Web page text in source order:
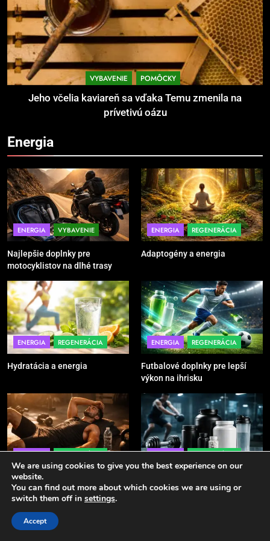
POMÔCKY VYBAVENIE
3
Povinná výbava motorkára:
bezpečnosť na prvom mieste
POMÔCKY VYBAVENIE
POMÔCKY VYBAVENIE
5
Ako vybrať basketbalovú loptu a
obuv správne
VYBAVENIE
6
Ako kombinovať rôzne tréningové
pomôcky
POMÔCKY VYBAVENIE
7
POMÔCKY VYBAVENIE
8
Najlepšie doplnky pre
ENERGIA VYBAVENIE
VYBAVENIE POMÔCKY
Jeho včelia kaviareň sa vďaka Temu zmenila na
prívetivú oázu
Energia
ENERGIA VYBAVENIE
Najlepšie doplnky pre
motocyklistov na dlhé trasy
ENERGIA REGENERÁCIA
Adaptogény a energia
ENERGIA REGENERÁCIA
Hydratácia a energia
ENERGIA REGENERÁCIA
Futbalové doplnky pre lepší
výkon na ihrisku
ENERGIA REGENERÁCIA
Únava po tréningu – príčiny
ENERGIA REGENERÁCIA
Sport - Active 2026. Powered By
We are using cookies to give you the best experience on our
website.
You can find out more about which cookies we are using or
switch them off in settings.
Accept